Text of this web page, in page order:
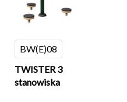
BW(E)08
TWISTER 3
stanowiska